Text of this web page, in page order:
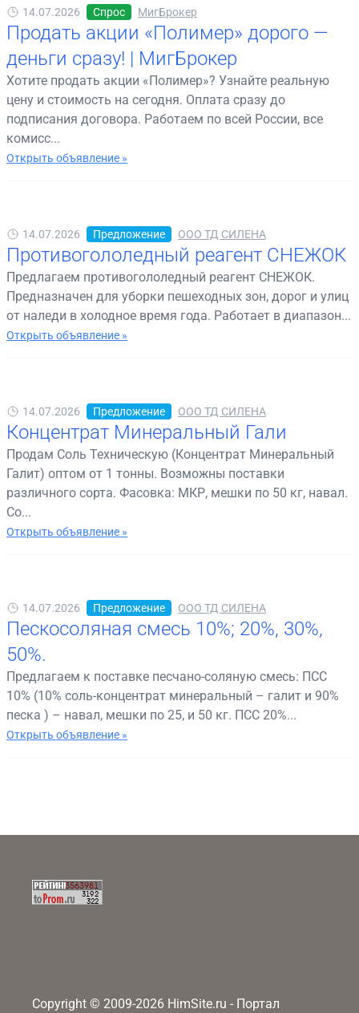
14.07.2026 Спрос МигБрокер
Продать акции «Полимер» дорого —
деньги сразу! | МигБрокер
Хотите продать акции «Полимер»? Узнайте реальную
цену и стоимость на сегодня. Оплата сразу до
подписания договора. Работаем по всей России, все
комисс...
Открыть объявление »
14.07.2026 Предложение ООО ТД СИЛЕНА
Противогололедный реагент СНЕЖОК
Предлагаем противогололедный реагент СНЕЖОК.
Предназначен для уборки пешеходных зон, дорог и улиц
от наледи в холодное время года. Работает в диапазон...
Открыть объявление »
14.07.2026 Предложение ООО ТД СИЛЕНА
Концентрат Минеральный Гали
Продам Соль Техническую (Концентрат Минеральный
Галит) оптом от 1 тонны. Возможны поставки
различного сорта. Фасовка: МКР, мешки по 50 кг, навал.
Со...
Открыть объявление »
14.07.2026 Предложение ООО ТД СИЛЕНА
Пескосоляная смесь 10%; 20%, 30%,
50%.
Предлагаем к поставке песчано-соляную смесь: ПСС
10% (10% соль-концентрат минеральный – галит и 90%
песка ) – навал, мешки по 25, и 50 кг. ПСС 20%...
Открыть объявление »
Copyright © 2009-2026 HimSite.ru - Портал